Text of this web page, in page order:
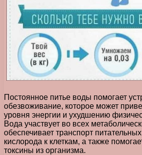
Постоянное питье воды помогает
обезвоживание, которое может
уровня энергии и ухудшению
Вода участвует во всех
обеспечивает транспорт
кислорода к клеткам, а также
токсины из организма.